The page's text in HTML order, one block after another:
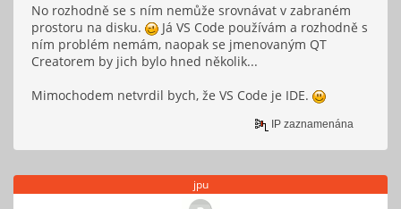
No rozhodně se s ním nemůže srovnávat v zabraném
prostoru na disku.
Já VS Code používám a rozhodně s
ním problém nemám, naopak se jmenovaným QT
Creatorem by jich bylo hned několik...
Mimochodem netvrdil bych, že VS Code je IDE.
IP zaznamenána
jpu